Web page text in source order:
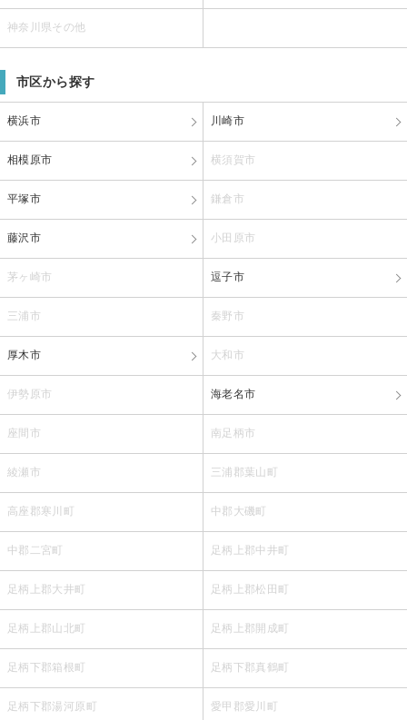
神奈川県その他
市区から探す
横浜市 川崎市
相模原市 横須賀市
平塚市 鎌倉市
藤沢市 小田原市
茅ヶ崎市 逗子市
三浦市 秦野市
厚木市 大和市
伊勢原市 海老名市
座間市 南足柄市
綾瀬市 三浦郡葉山町
高座郡寒川町 中郡大磯町
中郡二宮町 足柄上郡中井町
足柄上郡大井町 足柄上郡松田町
足柄上郡山北町 足柄上郡開成町
足柄下郡箱根町 足柄下郡真鶴町
足柄下郡湯河原町 愛甲郡愛川町